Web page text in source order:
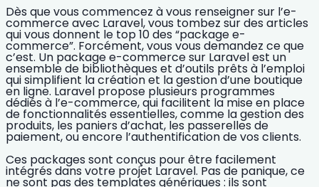
Dès que vous commencez à vous renseigner sur l’e-
commerce avec Laravel, vous tombez sur des articles
qui vous donnent le top 10 des “package e-
commerce”. Forcément, vous vous demandez ce que
c’est. Un package e-commerce sur Laravel est un
ensemble de bibliothèques et d’outils prêts à l’emploi
qui simplifient la création et la gestion d’une boutique
en ligne. Laravel propose plusieurs programmes
dédiés à l’e-commerce, qui facilitent la mise en place
de fonctionnalités essentielles, comme la gestion des
produits, les paniers d’achat, les passerelles de
paiement, ou encore l’authentification de vos clients.
Ces packages sont conçus pour être facilement
intégrés dans votre projet Laravel. Pas de panique, ce
ne sont pas des templates génériques : ils sont